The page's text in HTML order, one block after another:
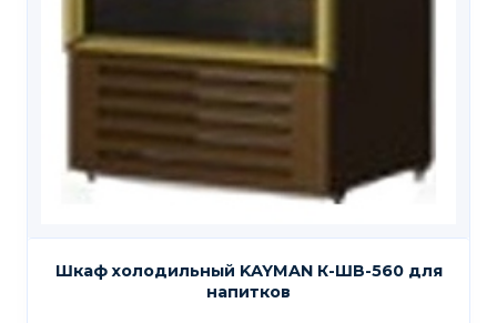
Шкаф холодильный KAYMAN К-ШВ-560 для
напитков